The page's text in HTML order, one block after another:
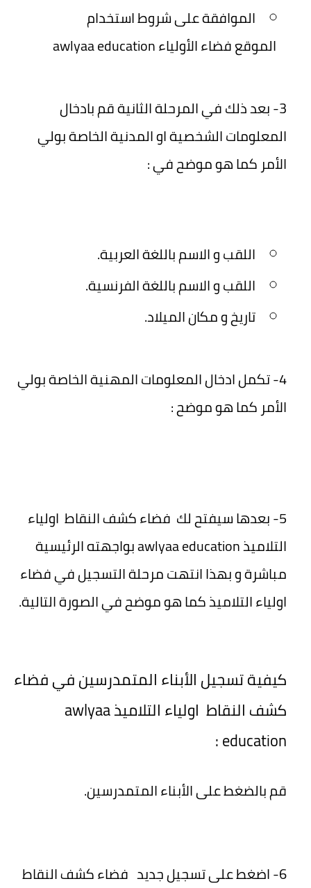
الموافقة على شروط استخدام
الموقع فضاء الأولياء awlyaa education
3- بعد ذلك في المرحلة الثانية قم بادخال
المعلومات الشخصية او المدنية الخاصة بولي
الأمر كما هو موضح في :
اللقب و الاسم باللغة العربية.
اللقب و الاسم باللغة الفرنسية.
تاريخ و مكان الميلاد.
4- تكمل ادخال المعلومات المهنية الخاصة بولي
الأمر كما هو موضح :
5- بعدها سيفتح لك فضاء كشف النقاط اولياء
التلاميذ awlyaa education بواجهته الرئيسية
مباشرة و بهذا انتهت مرحلة التسجيل في فضاء
اولياء التلاميذ كما هو موضح في الصورة التالية.
كيفية تسجيل الأبناء المتمدرسين في فضاء
كشف النقاط اولياء التلاميذ awlyaa
education :
قم بالضغط على الأبناء المتمدرسين.
6- اضغط على تسجيل جديد فضاء كشف النقاط